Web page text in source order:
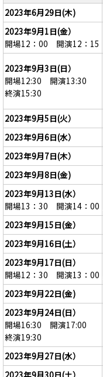
2023年6月29日(木)
2023年9月1日(金）
開場12：00 開演12：15
2023年9月3日(日）
開場12:30 開演13:30
終演15:30
2023年9月5日(火）
2023年9月6日(水）
2023年9月7日(木）
2023年9月8日(金)
2023年9月13日(水）
開場13：30 開演14：00
2023年9月15日(金）
2023年9月16日(土）
2023年9月17日(日）
開場12：30 開演13：00
2023年9月22日(金)
2023年9月24日(日）
開場16:30 開演17:00
終演19:30
2023年9月27日(水）
2023年9月30日(土）